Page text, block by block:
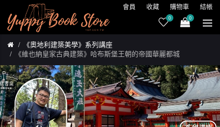
會員 收藏 購物車 結帳
0 0
《奧地利建築美學》系列講座
《維也納皇家古典建築》哈布斯堡王朝的帝國華麗都城